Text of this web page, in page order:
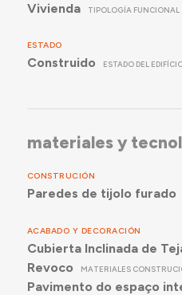
Vivienda
TIPOLOGÍA FUNCIONAL
ESTADO
Construido ESTADO DEL
materiales y
CONSTRUCIÓN
Paredes de tijolo furado
ACABADO Y DECORACIÓN
Cubierta Inclinada de
Revoco MATERIALES
Pavimento do espaço